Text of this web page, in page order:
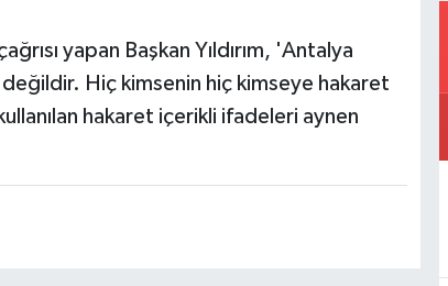
yapan Başkan Yıldırım, 'Antalya
Hiç kimsenin hiç kimseye hakaret
hakaret içerikli ifadeleri aynen